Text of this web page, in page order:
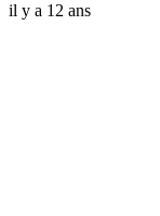
il y a 12 ans